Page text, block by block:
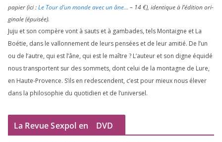
papier (ici :Le Tour d’un monde avec un âne… – 14€), iden­tique à l’é­di­tion ori­
gi­nale (épui­sée).
Juju et son com­père vont à sauts et à gam­bades, tels Montaigne et La
Boétie, dans le val­lon­ne­ment de leurs pen­sées et de leur ami­tié. De l’un
ou de l’autre, qui est l’âne, qui est le maître ? L’auteur et son digne équi­dé
nous trans­portent sur des som­mets, dont celui de la mon­tagne de Lure,
en Haute-Provence. S’ils en redes­cendent, c’est pour mieux nous éle­ver
dans la phi­lo­so­phie du quo­ti­dien et de l’universel.
La Revue Sexpol en DVD